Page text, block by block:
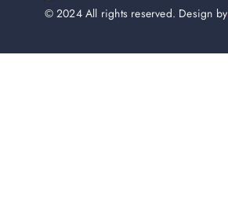
© 2024 All rights reserved. Design by